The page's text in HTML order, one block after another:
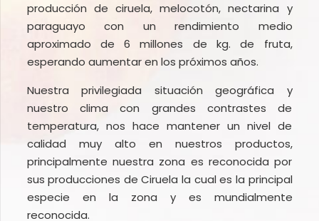
producción de ciruela, melocotón, nectarina y
paraguayo con un rendimiento medio
aproximado de 6 millones de kg. de fruta,
esperando aumentar en los próximos años.
Nuestra privilegiada situación geográfica y
nuestro clima con grandes contrastes de
temperatura, nos hace mantener un nivel de
calidad muy alto en nuestros productos,
principalmente nuestra zona es reconocida por
sus producciones de Ciruela la cual es la principal
especie en la zona y es mundialmente
reconocida.